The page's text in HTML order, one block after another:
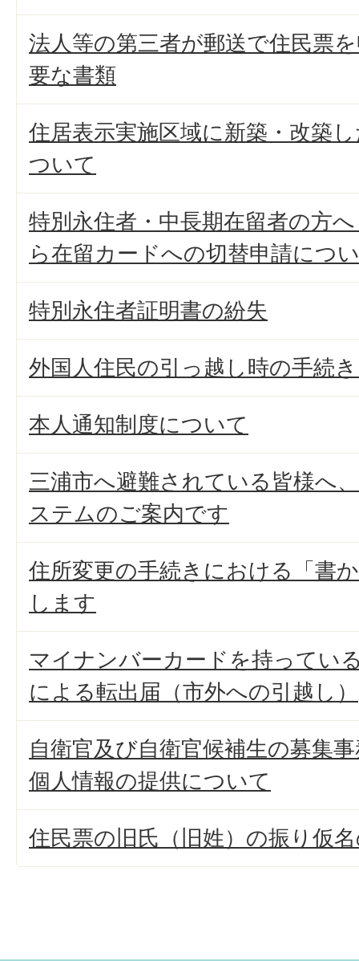
法人等の第三者が郵送で住民票
要な書類
住居表示実施区域に新築・改築
ついて
特別永住者・中長期在留者の方
ら在留カードへの切替申請につ
特別永住者証明書の紛失
外国人住民の引っ越し時の手続
本人通知制度について
三浦市へ避難されている皆様へ
ステムのご案内です
住所変更の手続きにおける「書
します
マイナンバーカードを持ってい
による転出届（市外への引越し）
自衛官及び自衛官候補生の募集
個人情報の提供について
住民票の旧氏（旧姓）の振り仮